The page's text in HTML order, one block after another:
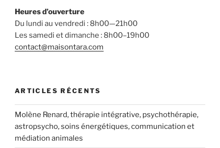
Heures d’ouverture
Du lundi au vendredi : 8h00—21h00
Les samedi et dimanche : 8h00–19h00
contact@maisontara.com
ARTICLES RÉCENTS
Molène Renard, thérapie intégrative, psychothérapie,
astropsycho, soins énergétiques, communication et
médiation animales